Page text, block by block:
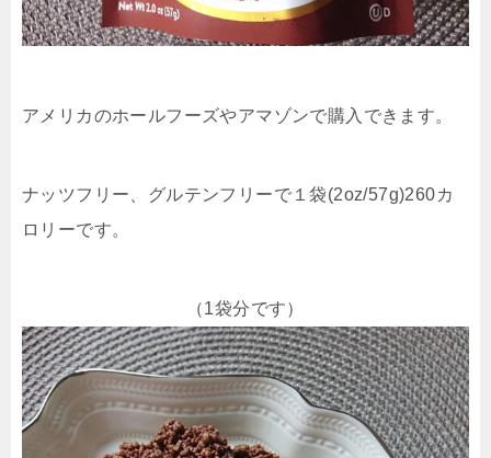
アメリカのホールフーズやアマゾンで購入できます。
ナッツフリー、グルテンフリーで１袋(2oz/57g)260カ
ロリーです。
（1袋分です）